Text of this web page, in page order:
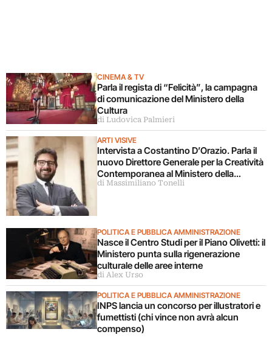
CINEMA & TV
Parla il regista di “Felicità”, la campagna
di comunicazione del Ministero della
Cultura
di Ludovica Palmieri
ARTI VISIVE
Intervista a Costantino D’Orazio. Parla il
nuovo Direttore Generale per la Creatività
Contemporanea al Ministero della
Cultura
di Massimiliano Tonelli
POLITICA E PUBBLICA AMMINISTRAZIONE
Nasce il Centro Studi per il Piano Olivetti: il
Ministero punta sulla rigenerazione
culturale delle aree interne
di Alex Urso
POLITICA E PUBBLICA AMMINISTRAZIONE
INPS lancia un concorso per illustratori e
fumettisti (chi vince non avrà alcun
compenso)